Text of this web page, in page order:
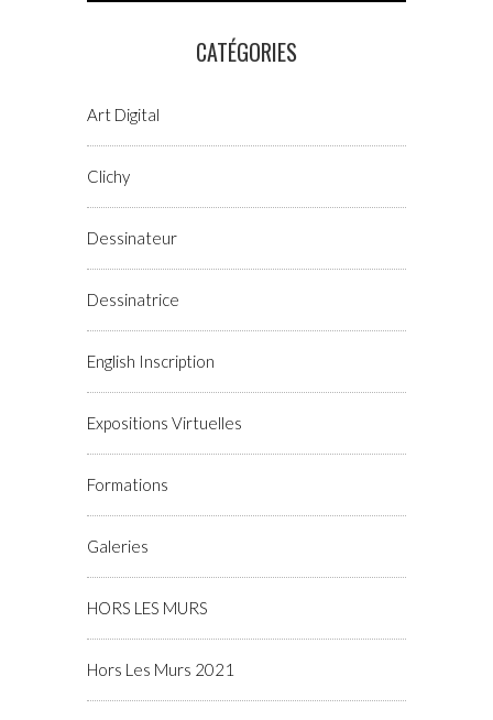
CATÉGORIES
Art Digital
Clichy
Dessinateur
Dessinatrice
English Inscription
Expositions Virtuelles
Formations
Galeries
HORS LES MURS
Hors Les Murs 2021